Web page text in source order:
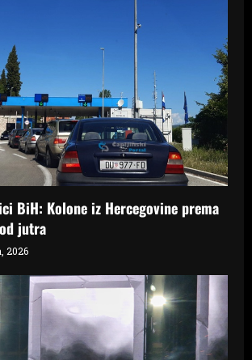
BiH: Kolone iz Hercegovine prema
jutra
2026